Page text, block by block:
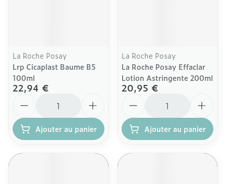
La Roche Posay
Lrp Cicaplast Baume B5
100ml
22,94 €
Ajouter au panier
La Roche Posay
La Roche Posay Effaclar
Lotion Astringente 200ml
20,95 €
Ajouter au panier